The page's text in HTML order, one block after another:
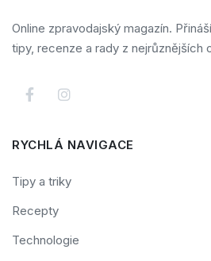
Online zpravodajský magazín.
tipy, recenze a rady z nejrůznějších
RYCHLÁ NAVIGACE
Tipy a triky
Recepty
Technologie